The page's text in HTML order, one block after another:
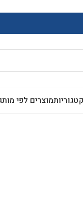
מוצרים לפי